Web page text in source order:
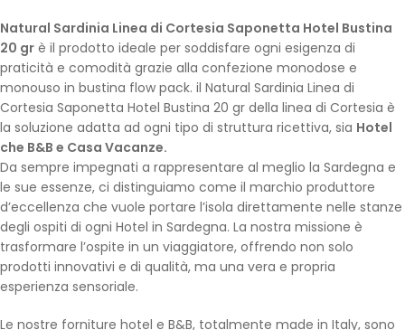
Natural Sardinia Linea di Cortesia Saponetta Hotel Bustina
20 gr è il prodotto ideale per soddisfare ogni esigenza di
praticità e comodità grazie alla confezione monodose e
monouso in bustina flow pack. il Natural Sardinia Linea di
Cortesia Saponetta Hotel Bustina 20 gr della linea di Cortesia è
la soluzione adatta ad ogni tipo di struttura ricettiva, sia Hotel
che B&B e Casa Vacanze.
Da sempre impegnati a rappresentare al meglio la Sardegna e
le sue essenze, ci distinguiamo come il marchio produttore
d’eccellenza che vuole portare l’isola direttamente nelle stanze
degli ospiti di ogni Hotel in Sardegna. La nostra missione è
trasformare l’ospite in un viaggiatore, offrendo non solo
prodotti innovativi e di qualità, ma una vera e propria
esperienza sensoriale.
Le nostre forniture hotel e B&B, totalmente made in Italy, sono